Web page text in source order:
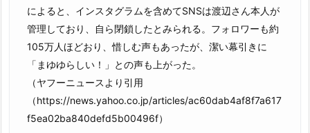
によると、インスタグラムを含めてSNSは渡辺さん本人が
管理しており、自ら閉鎖したとみられる。フォロワーも約
105万人ほどおり、惜しむ声もあったが、潔い幕引きに
「まゆゆらしい！」との声も上がった。
（ヤフーニュースより引用
（https://news.yahoo.co.jp/articles/ac60dab4af8f7a617
f5ea02ba840defd5b00496f）